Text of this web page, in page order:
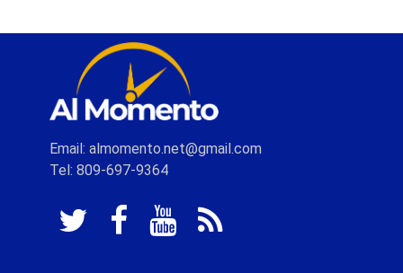
Email: almomento.net@gmail.com
Tel: 809-697-9364